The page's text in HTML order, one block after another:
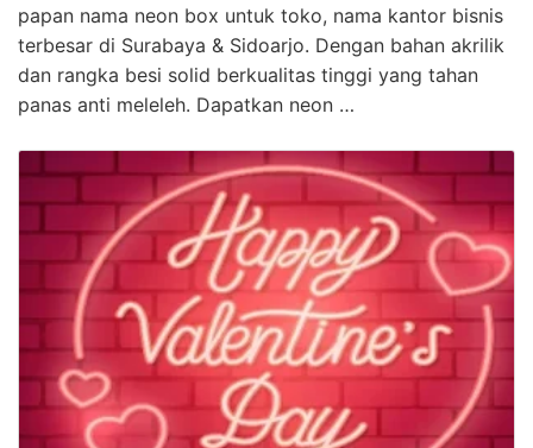
papan nama neon box untuk toko, nama kantor bisnis
terbesar di Surabaya & Sidoarjo. Dengan bahan akrilik
dan rangka besi solid berkualitas tinggi yang tahan
panas anti meleleh. Dapatkan neon …